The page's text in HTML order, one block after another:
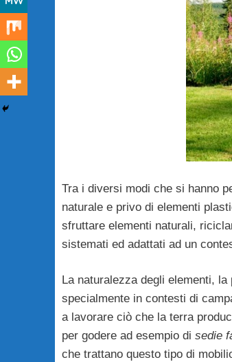
Tra i diversi modi che si hanno
naturale e privo di elementi
sfruttare elementi naturali,
sistemati ed adattati ad un
La naturalezza degli elementi,
specialmente in contesti di
a lavorare ciò che la terra
per godere ad esempio di sedie
che trattano questo tipo di